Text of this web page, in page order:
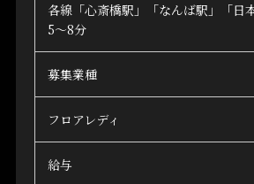
各線「心斎橋駅」「なんば駅」「日
5～8分
募集業種
フロアレディ
給与